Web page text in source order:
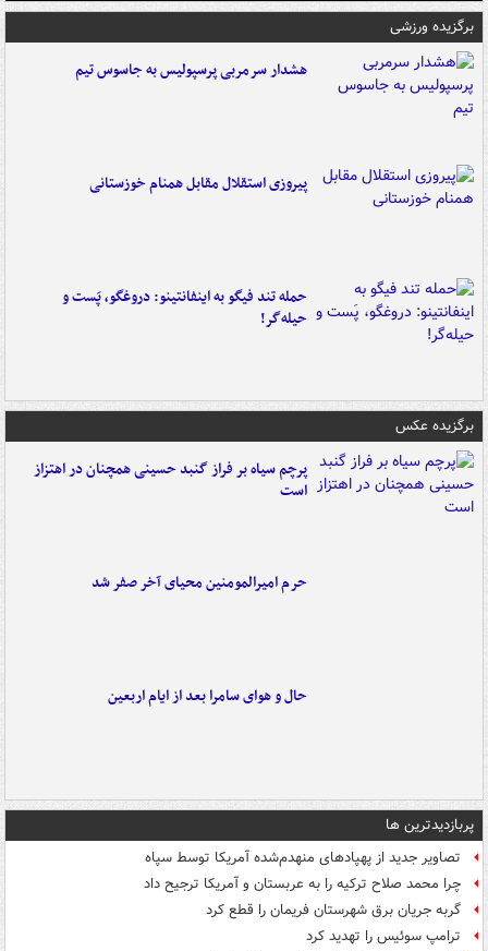
برگزیده ورزشی
هشدار سرمربی پرسپولیس به جاسوس تیم
پیروزی استقلال مقابل همنام خوزستانی
حمله تند فیگو به اینفانتینو: دروغگو، پَست‌ و
حیله‌گر!
برگزیده عکس
پرچم سیاه بر فراز گنبد حسینی همچنان در اهتزاز
است
حرم امیرالمومنین محیای آخر صفر شد
حال و هوای سامرا بعد از ایام اربعین
پربازدیدترین ها
تصاویر جدید از پهپادهای منهدم‌شده آمریکا توسط سپاه
چرا محمد صلاح ترکیه را به عربستان و آمریکا ترجیح داد
گربه جریان برق شهرستان فریمان را قطع کرد
ترامپ سوئیس را تهدید کرد